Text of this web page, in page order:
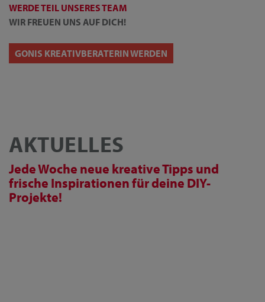
WERDE TEIL UNSERES TEAM
WIR FREUEN UNS AUF DICH!
GONIS KREATIVBERATERIN WERDEN
AKTUELLES
Jede Woche neue kreative Tipps und
frische Inspirationen für deine DIY-
Projekte!